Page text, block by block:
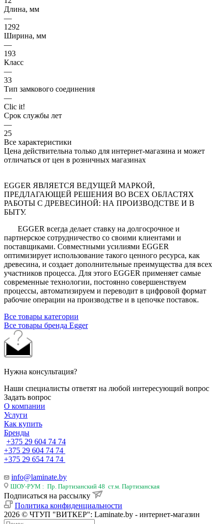
Длина, мм
—
1292
Ширина, мм
—
193
Класс
—
33
Тип замкового соединения
—
Clic it!
Срок службы лет
—
25
Все характеристики
Цена действительна только для интернет-магазина и может
отличаться от цен в розничных магазинах
EGGER ЯВЛЯЕТСЯ ВЕДУЩЕЙ МАРКОЙ,
ПРЕДЛАГАЮЩЕЙ РЕШЕНИЯ ВО ВСЕХ ОБЛАСТЯХ
РАБОТЫ С ДРЕВЕСИНОЙ: НА ПРОИЗВОДСТВЕ И В
БЫТУ.
EGGER всегда делает ставку на долгосрочное и
партнерское сотрудничество со своими клиентами и
поставщиками. Совместными усилиями EGGER
оптимизирует использование такого ценного ресурса, как
древесина, и создает дополнительные преимущества для всех
участников процесса. Для этого EGGER применяет самые
современные технологии, постоянно совершенствуем
процессы, автоматизируем и переводит в цифровой формат
рабочие операции на производстве и в цепочке поставок.
Все товары категории
Все товары бренда Egger
Нужна консультация?
Наши специалисты ответят на любой интересующий вопрос
Задать вопрос
О компании
Услуги
Как купить
Бренды
+375 29 604 74 74
+375 29 604 74 74
+375 29 654 74 74
info@laminate.by
ШОУ-РУМ : Пр. Партизанский 48 ст.м. Партизанская
Подписаться на рассылку
Политика конфиденциальности
2026 © ЧТУП "ВИТКЕР": Laminate.by - интернет-магазин